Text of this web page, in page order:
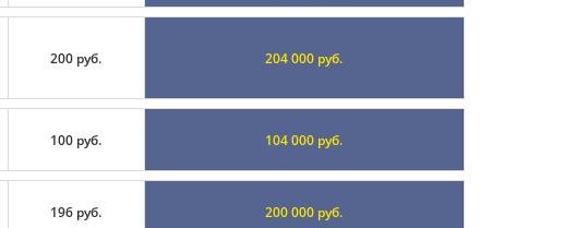
200 руб. 204 000 руб.
100 руб. 104 000 руб.
196 руб. 200 000 руб.